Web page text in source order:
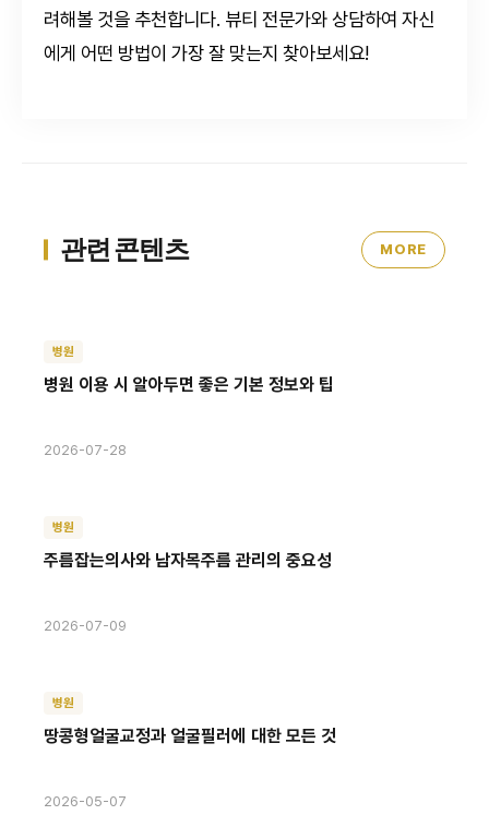
려해볼 것을 추천합니다. 뷰티 전문가와 상담하여 자신
에게 어떤 방법이 가장 잘 맞는지 찾아보세요!
관련 콘텐츠 MORE
병원
병원 이용 시 알아두면 좋은 기본 정보와 팁
2026-07-28
병원
주름잡는의사와 남자목주름 관리의 중요성
2026-07-09
병원
땅콩형얼굴교정과 얼굴필러에 대한 모든 것
2026-05-07